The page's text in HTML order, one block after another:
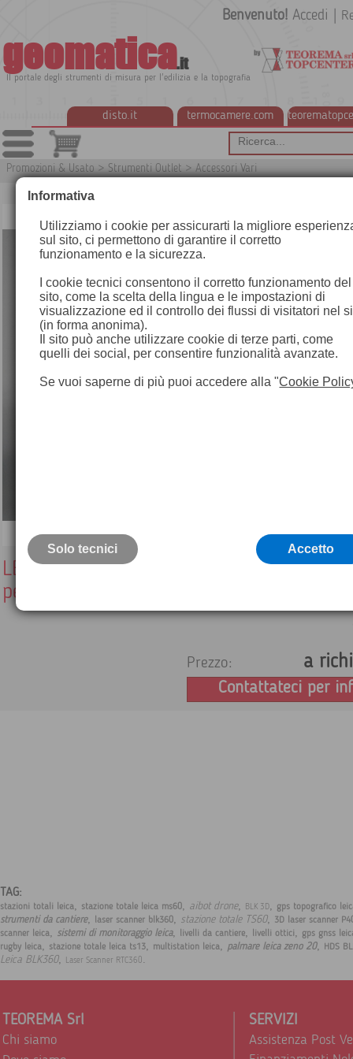
geomatica.it
Il portale degli strumenti di misura per l'edilizia e la topografia
disto.it termocamere.com
Benvenuto! Accedi
Promozioni & Usato > Strumenti Outlet > Accessori Vari
LEICA GZS4-1 Lettore di altezza
per gps d' occasione
Prezzo: a
Contattateci per
TAG:
stazioni totali leica, stazione totale leica ms60, aibot drone, BLK 3D, gps topografico
strumenti da cantiere, laser scanner blk360, stazione totale TS60, 3D laser scanner
scanner leica, sistemi di monitoraggio leica, livelli da cantiere, livelli ottici, gps gnss
rugby leica, stazione totale leica ts13, multistation leica, palmare leica zeno 20, HDS
Leica BLK360, Laser Scanner RTC360.
TEOREMA Srl
Chi siamo
SERVIZI
Assistenza Post
Informativa
Utilizziamo i cookie per assicurarti la migliore
sul sito, ci permettono di garantire il corretto
funzionamento e la sicurezza.
I cookie tecnici consentono il corretto funzionamento del
sito, come la scelta della lingua e le impostazioni di
visualizzazione ed il controllo dei flussi di visitatori nel
(in forma anonima).
Il sito può anche utilizzare cookie di terze parti, come
quelli dei social, per consentire funzionalità avanzate.
Se vuoi saperne di più puoi accedere alla "Cookie
Solo tecnici Accetto